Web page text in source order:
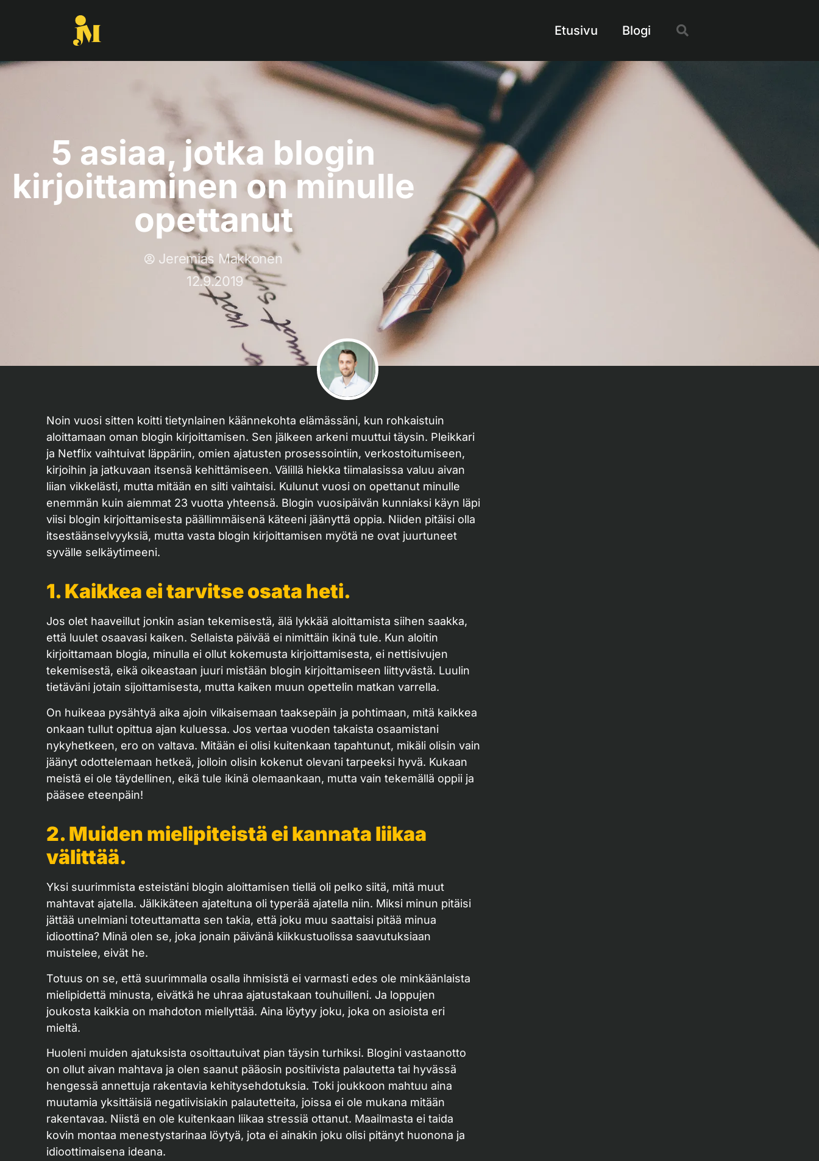
Etusivu Blogi
5 asiaa, jotka blogin
kirjoittaminen on minulle
opettanut
Jeremias Makkonen
12.9.2019
Noin vuosi sitten koitti tietynlainen käännekohta elämässäni, kun rohkaistuin
aloittamaan oman blogin kirjoittamisen. Sen jälkeen arkeni muuttui täysin. Pleikkari
ja Netflix vaihtuivat läppäriin, omien ajatusten prosessointiin, verkostoitumiseen,
kirjoihin ja jatkuvaan itsensä kehittämiseen. Välillä hiekka tiimalasissa valuu aivan
liian vikkelästi, mutta mitään en silti vaihtaisi. Kulunut vuosi on opettanut minulle
enemmän kuin aiemmat 23 vuotta yhteensä. Blogin vuosipäivän kunniaksi käyn läpi
viisi blogin kirjoittamisesta päällimmäisenä käteeni jäänyttä oppia. Niiden pitäisi olla
itsestäänselvyyksiä, mutta vasta blogin kirjoittamisen myötä ne ovat juurtuneet
syvälle selkäytimeeni.
1. Kaikkea ei tarvitse osata heti.
Jos olet haaveillut jonkin asian tekemisestä, älä lykkää aloittamista siihen saakka,
että luulet osaavasi kaiken. Sellaista päivää ei nimittäin ikinä tule. Kun aloitin
kirjoittamaan blogia, minulla ei ollut kokemusta kirjoittamisesta, ei nettisivujen
tekemisestä, eikä oikeastaan juuri mistään blogin kirjoittamiseen liittyvästä. Luulin
tietäväni jotain sijoittamisesta, mutta kaiken muun opettelin matkan varrella.
On huikeaa pysähtyä aika ajoin vilkaisemaan taaksepäin ja pohtimaan, mitä kaikkea
onkaan tullut opittua ajan kuluessa. Jos vertaa vuoden takaista osaamistani
nykyhetkeen, ero on valtava. Mitään ei olisi kuitenkaan tapahtunut, mikäli olisin vain
jäänyt odottelemaan hetkeä, jolloin olisin kokenut olevani tarpeeksi hyvä. Kukaan
meistä ei ole täydellinen, eikä tule ikinä olemaankaan, mutta vain tekemällä oppii ja
pääsee eteenpäin!
2. Muiden mielipiteistä ei kannata liikaa
välittää.
Yksi suurimmista esteistäni blogin aloittamisen tiellä oli pelko siitä, mitä muut
mahtavat ajatella. Jälkikäteen ajateltuna oli typerää ajatella niin. Miksi minun pitäisi
jättää unelmiani toteuttamatta sen takia, että joku muu saattaisi pitää minua
idioottina? Minä olen se, joka jonain päivänä kiikkustuolissa saavutuksiaan
muistelee, eivät he.
Totuus on se, että suurimmalla osalla ihmisistä ei varmasti edes ole minkäänlaista
mielipidettä minusta, eivätkä he uhraa ajatustakaan touhuilleni. Ja loppujen
joukosta kaikkia on mahdoton miellyttää. Aina löytyy joku, joka on asioista eri
mieltä.
Huoleni muiden ajatuksista osoittautuivat pian täysin turhiksi. Blogini vastaanotto
on ollut aivan mahtava ja olen saanut pääosin positiivista palautetta tai hyvässä
hengessä annettuja rakentavia kehitysehdotuksia. Toki joukkoon mahtuu aina
muutamia yksittäisiä negatiivisiakin palautetteita, joissa ei ole mukana mitään
rakentavaa. Niistä en ole kuitenkaan liikaa stressiä ottanut. Maailmasta ei taida
kovin montaa menestystarinaa löytyä, jota ei ainakin joku olisi pitänyt huonona ja
idioottimaisena ideana.